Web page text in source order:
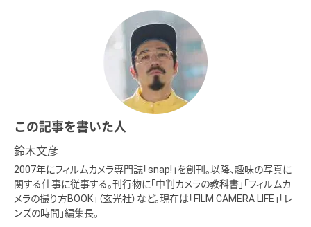
この記事を書いた人
鈴木文彦
2007年にフィルムカメラ専門誌「snap!」を創刊。以降、趣味の写真に
関する仕事に従事する。刊行物に「中判カメラの教科書」「フィルムカ
メラの撮り方BOOK」（玄光社）など。現在は「FILM CAMERA LIFE」「レ
ンズの時間」編集長。